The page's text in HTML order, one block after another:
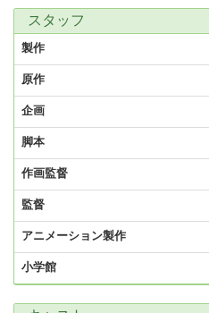
スタッフ
製作
原作
企画
脚本
作画監督
監督
アニメーション製作
小学館